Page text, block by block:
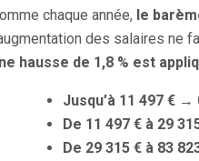
chaque année, le
des salaires ne
hausse de 1,8 % est
Jusqu’à 11 497 € →
De 11 497 € à 29
De 29 315 € à 83